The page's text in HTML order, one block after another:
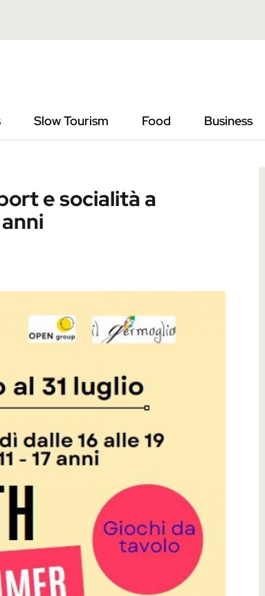
Slow Tourism Food Business
Ferrara per i ragazzi fino ai 17 anni
e socialità a